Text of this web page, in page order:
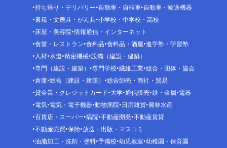
持ち帰り・デリバリー 自動車・自転車 自動車・輸送機器
書籍・文房具・がん具 小学校・中学校・高校
床屋・美容院 情報通信・インターネット
食堂・レストラン 食料品 食料品・酒屋 進学塾・学習塾
人材 水道 精密機械 設備（建設・建築）
専門（建設・建築）
専門学校 繊維工業 組合・団体・協会
倉庫 総合（建設・建築）
総合卸売・商社・貿易
貸金業・クレジットカード 大学 通信販売 鉄・金属 電器
電気 電気・電子機器 動物病院 日用雑貨 農林水産
百貨店・スーパー 病院 不動産開発 不動産賃貸
不動産売買 保険 放送・出版・マスコミ
油脂加工・洗剤・塗料 予備校 幼児教室 幼稚園・保育園